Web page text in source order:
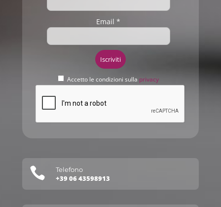
Email *
Accetto le condizioni sulla privacy
 Telefono
+39 06 43598913